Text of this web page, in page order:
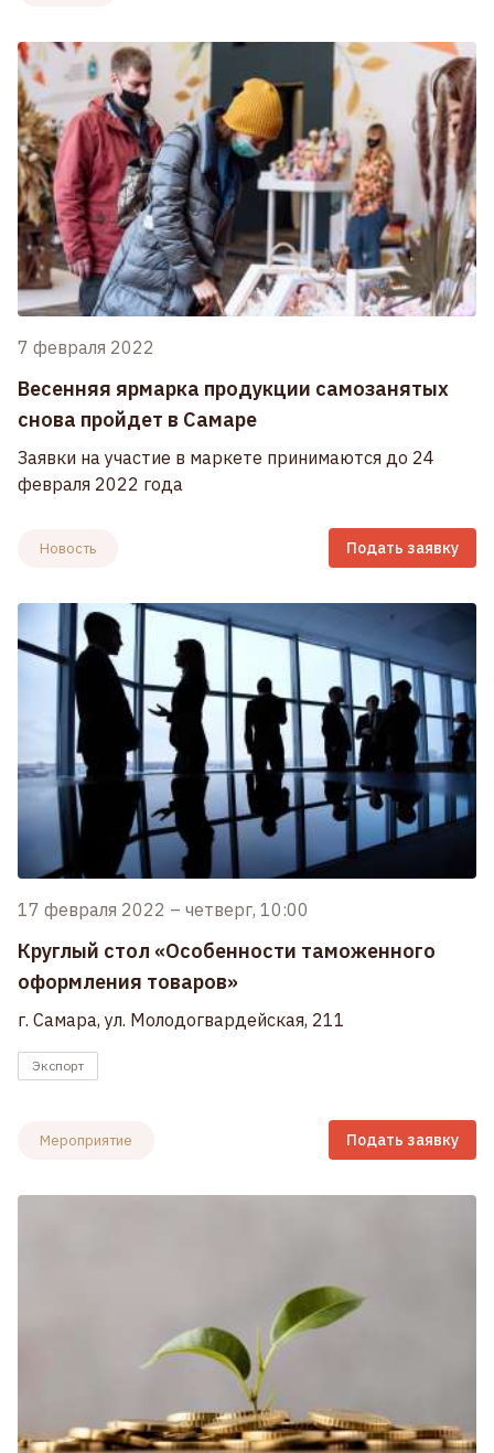
7 февраля 2022
Весенняя ярмарка продукции самозанятых
снова пройдет в Самаре
Заявки на участие в маркете принимаются до 24
февраля 2022 года
Новость Подать заявку
17 февраля 2022 – четверг, 10:00
Круглый стол «Особенности таможенного
оформления товаров»
г. Самара, ул. Молодогвардейская, 211
Экспорт
Мероприятие Подать заявку